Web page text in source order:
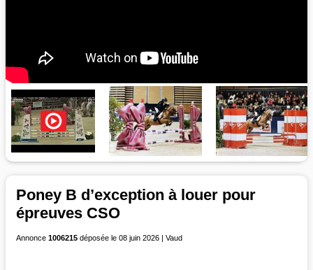
Poney B d’exception à louer pour
épreuves CSO
Annonce 1006215 déposée le 08 juin 2026 | Vaud